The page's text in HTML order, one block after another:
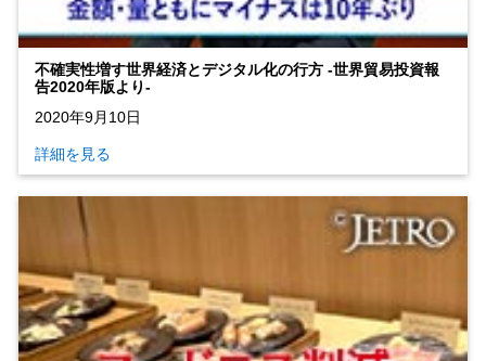
不確実性増す世界経済とデジタル化の行方 ‐世界貿易投資報
告2020年版より‐
2020年9月10日
詳細を見る